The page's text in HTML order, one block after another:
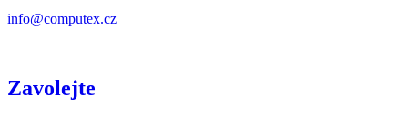
info@computex.cz
Zavolejte